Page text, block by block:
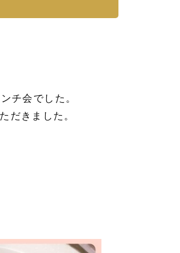
チ会でした。
だきました。